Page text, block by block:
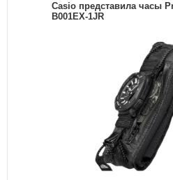
Casio представила часы
B001EX-1JR